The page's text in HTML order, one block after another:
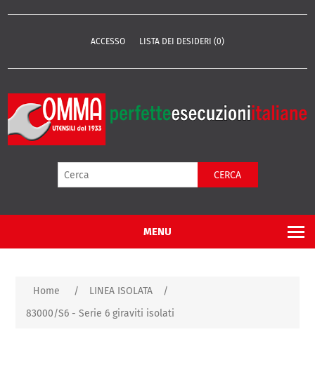
ACCESSO LISTA DEI DESIDERI (0)
CERCA
MENU
Home / LINEA ISOLATA
/
83000/S6 - Serie 6 giraviti isolati